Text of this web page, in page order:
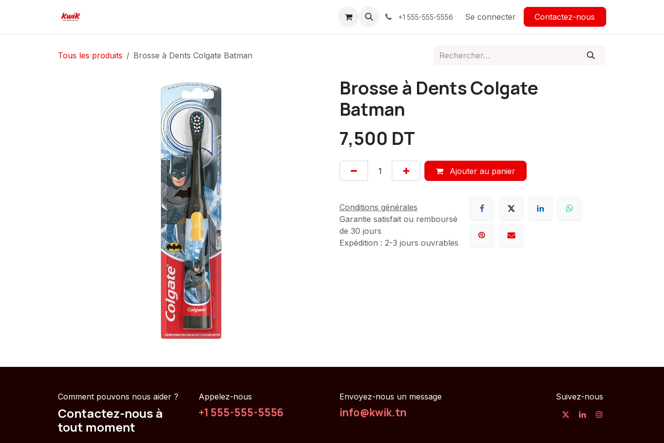
Contactez-nous Confidentialité+1 555-555-5556 Se connecter Contactez-nous
Tous les produits Brosse à Dents Colgate Batman
Brosse à Dents Colgate
Batman
7,500 DT
Ajouter au panier
Conditions générales
Garantie satisfait ou remboursé
de 30 jours
Expédition : 2-3 jours ouvrables
Comment pouvons nous aider ?
Contactez-nous à
tout moment
Appelez-nous
+1 555-555-5556
Envoyez-nous un message
info@kwik.tn
Suivez-nous